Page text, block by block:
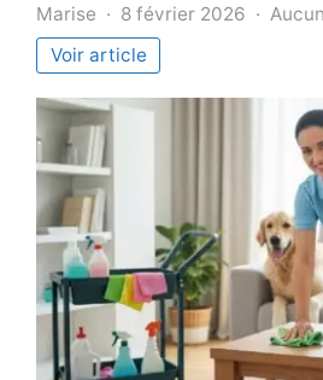
Marise 8 février 2026
Voir article